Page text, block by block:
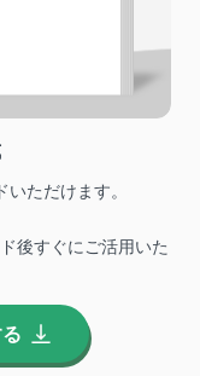
ただけます。
後すぐにご活用いた